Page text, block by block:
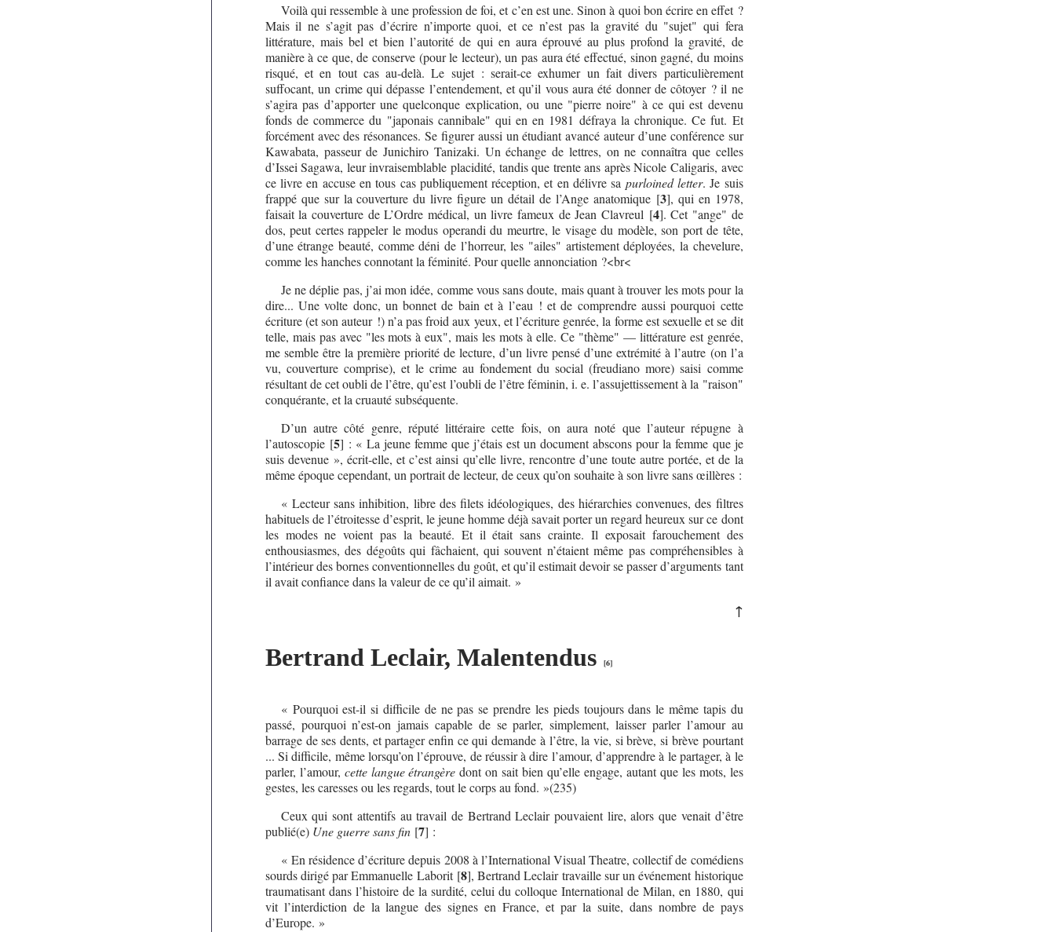
Voilà qui ressemble à une profession de foi, et c’en est une. Sinon à quoi bon écrire en effet ?
Mais il ne s’agit pas d’écrire n’importe quoi, et ce n’est pas la gravité du "sujet" qui fera
littérature, mais bel et bien l’autorité de qui en aura éprouvé au plus profond la gravité, de
manière à ce que, de conserve (pour le lecteur), un pas aura été effectué, sinon gagné, du moins
risqué, et en tout cas au-delà. Le sujet : serait-ce exhumer un fait divers particulièrement
suffocant, un crime qui dépasse l’entendement, et qu’il vous aura été donner de côtoyer ? il ne
s’agira pas d’apporter une quelconque explication, ou une "pierre noire" à ce qui est devenu
fonds de commerce du "japonais cannibale" qui en en 1981 défraya la chronique. Ce fut. Et
forcément avec des résonances. Se figurer aussi un étudiant avancé auteur d’une conférence sur
Kawabata, passeur de Junichiro Tanizaki. Un échange de lettres, on ne connaîtra que celles
d’Issei Sagawa, leur invraisemblable placidité, tandis que trente ans après Nicole Caligaris, avec
ce livre en accuse en tous cas publiquement réception, et en délivre sa purloined letter. Je suis
frappé que sur la couverture du livre figure un détail de l’Ange anatomique[3], qui en 1978,
faisait la couverture de L’Ordre médical, un livre fameux de Jean Clavreul [4]. Cet "ange" de
dos, peut certes rappeler le modus operandi du meurtre, le visage du modèle, son port de tête,
d’une étrange beauté, comme déni de l’horreur, les "ailes" artistement déployées, la chevelure,
comme les hanches connotant la féminité. Pour quelle annonciation ?<br<
Je ne déplie pas, j’ai mon idée, comme vous sans doute, mais quant à trouver les mots pour la
dire... Une volte donc, un bonnet de bain et à l’eau ! et de comprendre aussi pourquoi cette
écriture (et son auteur !) n’a pas froid aux yeux, et l’écriture genrée, la forme est sexuelle et se dit
telle, mais pas avec "les mots à eux", mais les mots à elle. Ce "thème" — littérature est genrée,
me semble être la première priorité de lecture, d’un livre pensé d’une extrémité à l’autre (on l’a
vu, couverture comprise), et le crime au fondement du social (freudiano more) saisi comme
résultant de cet oubli de l’être, qu’est l’oubli de l’être féminin, i. e. l’assujettissement à la "raison"
conquérante, et la cruauté subséquente.
D’un autre côté genre, réputé littéraire cette fois, on aura noté que l’auteur répugne à
l’autoscopie[5] : « La jeune femme que j’étais est un document abscons pour la femme que je
suis devenue », écrit-elle, et c’est ainsi qu’elle livre, rencontre d’une toute autre portée, et de la
même époque cependant, un portrait de lecteur, de ceux qu’on souhaite à son livre sans œillères :
« Lecteur sans inhibition, libre des filets idéologiques, des hiérarchies convenues, des filtres
habituels de l’étroitesse d’esprit, le jeune homme déjà savait porter un regard heureux sur ce dont
les modes ne voient pas la beauté. Et il était sans crainte. Il exposait farouchement des
enthousiasmes, des dégoûts qui fâchaient, qui souvent n’étaient même pas compréhensibles à
l’intérieur des bornes conventionnelles du goût, et qu’il estimait devoir se passer d’arguments tant
il avait confiance dans la valeur de ce qu’il aimait. »
↑
Bertrand Leclair, Malentendus [6]
« Pourquoi est-il si difficile de ne pas se prendre les pieds toujours dans le même tapis du
passé, pourquoi n’est-on jamais capable de se parler, simplement, laisser parler l’amour au
barrage de ses dents, et partager enfin ce qui demande à l’être, la vie, si brève, si brève pourtant
... Si difficile, même lorsqu’on l’éprouve, de réussir à dire l’amour, d’apprendre à le partager, à le
parler, l’amour, cette langue étrangère dont on sait bien qu’elle engage, autant que les mots, les
gestes, les caresses ou les regards, tout le corps au fond. »(235)
Ceux qui sont attentifs au travail de Bertrand Leclair pouvaient lire, alors que venait d’être
publié(e) Une guerre sans fin[7] :
« En résidence d’écriture depuis 2008 à l’International Visual Theatre, collectif de comédiens
sourds dirigé par Emmanuelle Laborit[8], Bertrand Leclair travaille sur un événement historique
traumatisant dans l’histoire de la surdité, celui du colloque International de Milan, en 1880, qui
vit l’interdiction de la langue des signes en France, et par la suite, dans nombre de pays
d’Europe. »